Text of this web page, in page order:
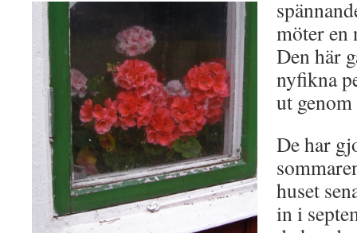
möter en
Den här
nyfikna
ut
De har
huset
in i